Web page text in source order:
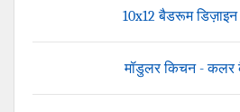
10x12 बैडरूम
मॉडुलर किचन -